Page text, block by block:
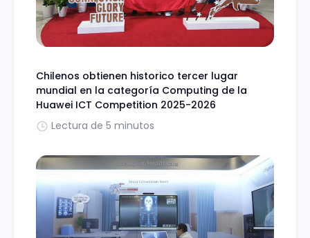
Chilenos obtienen historico tercer lugar
mundial en la categoría Computing de la
Huawei ICT Competition 2025-2026
Lectura de 5 minutos